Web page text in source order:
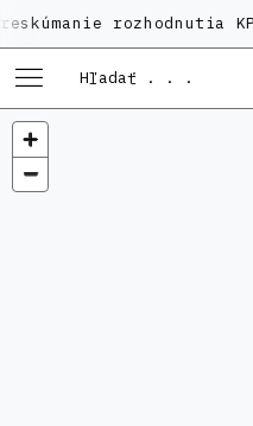
rozhodnutia KPÚ vo